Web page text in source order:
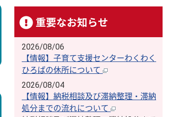
重要なお知らせ
2026/08/06
【情報】子育て支援センターわくわく
ひろばの休所について
2026/08/04
【情報】納税相談及び滞納整理・滞納
処分までの流れについて